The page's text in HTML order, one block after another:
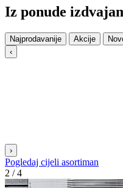
Iz ponude
Najprodavanije Akcije
‹
›
Pogledaj cijeli asortiman
3 / 4